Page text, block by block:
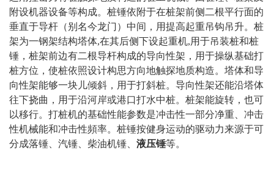
附设机器设备等构成。桩锤依附于在桩架前侧二根平行面的
垂直于导杆（别名今龙门）中间，用提高起重吊钩吊升。桩
架为一钢架结构塔体,在其后侧下设起重机,用于吊装桩和桩
锤，桩架前边有二根导杆构成的导向性架，用于操纵基础打
桩方位，使桩依照设计构思方向地触探地质构造。塔体和导
向性架能够一块儿倾斜，用于打斜桩。导向性架还能沿塔体
往下挠曲，用于沿河岸或港口打水中桩。桩架能旋转，也可
以移行。打桩机的基础性能参数是冲击性一部分净重、冲击
性机械能和冲击性頻率。桩锤按健身运动的驱动力来源于可
分成落锤、汽锤、柴油机锤、 液压锤等。